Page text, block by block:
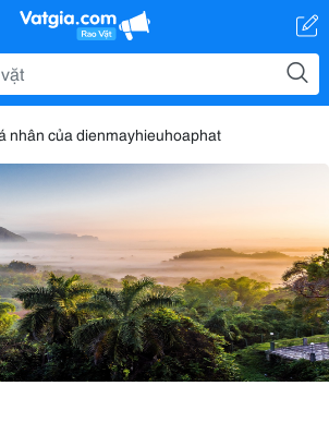
nhân của dienmayhieuhoaphat